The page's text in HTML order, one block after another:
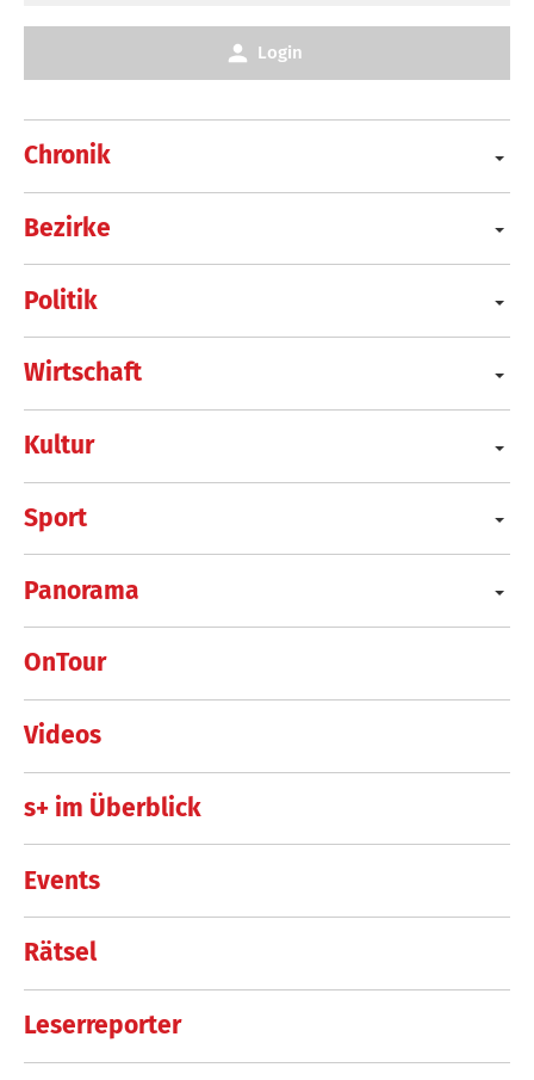
Chronik
Bezirke
Politik
Wirtschaft
Kultur
Sport
Panorama
OnTour
Videos
s+ im Überblick
Events
Rätsel
Leserreporter
Login